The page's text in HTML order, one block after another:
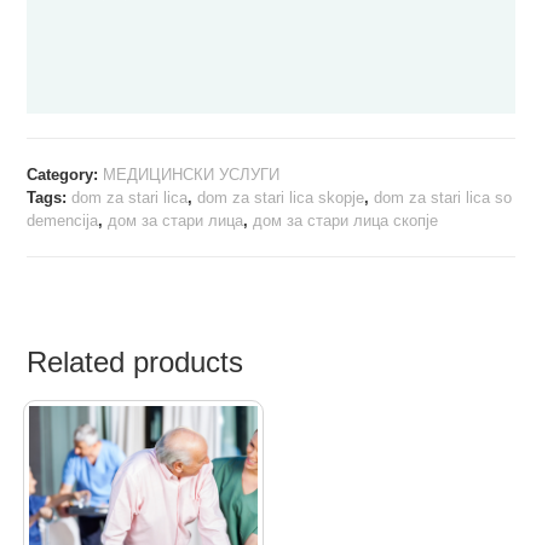
Category: МЕДИЦИНСКИ УСЛУГИ
Tags:dom za stari lica,dom za stari lica skopje,dom za stari lica so
demencija, дом за стари лица, дом за стари лица скопје
Related products